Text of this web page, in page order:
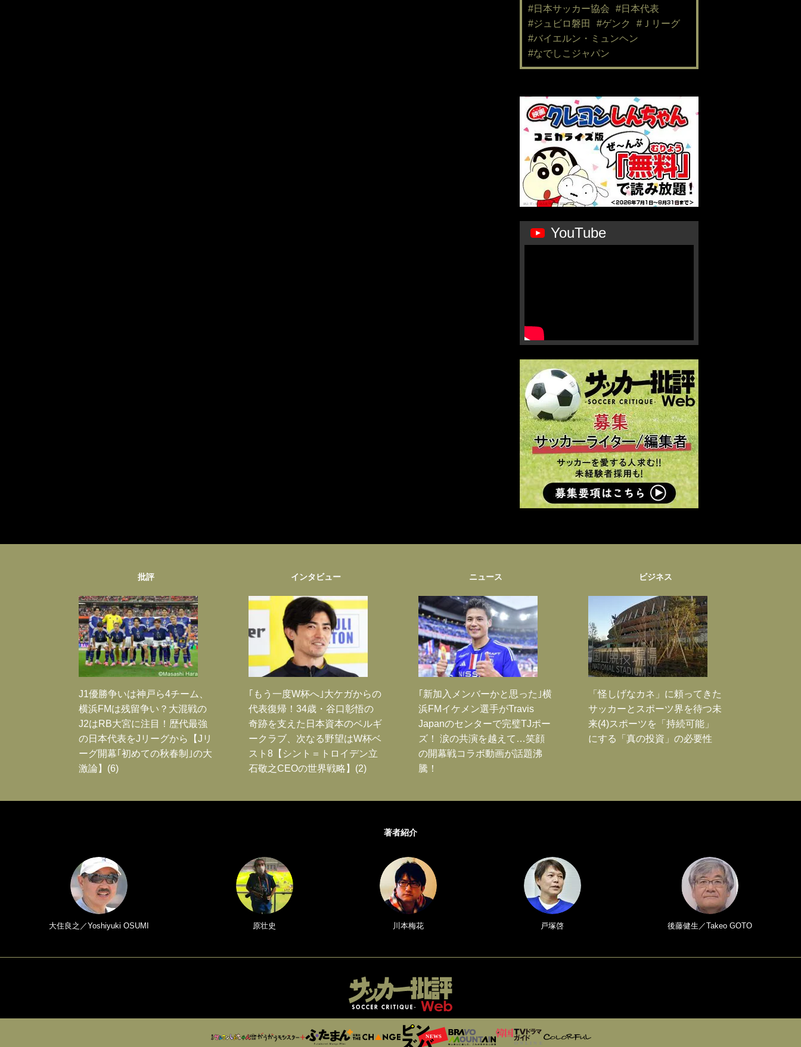
#日本サッカー協会
#日本代表
#ジュビロ磐田
#ゲンク
#Ｊリーグ
#バイエルン・ミュンヘン
#なでしこジャパン
YouTube
批評
J1優勝争いは神戸ら4チーム、
横浜FMは残留争い？大混戦の
J2はRB大宮に注目！歴代最強
の日本代表をJリーグから【Jリ
ーグ開幕｢初めての秋春制｣の大
激論】(6)
インタビュー
｢もう一度W杯へ｣大ケガからの
代表復帰！34歳・谷口彰悟の
奇跡を支えた日本資本のベルギ
ークラブ、次なる野望はW杯ベ
スト8【シント＝トロイデン立
石敬之CEOの世界戦略】(2)
ニュース
｢新加入メンバーかと思った｣横
浜FMイケメン選手がTravis
Japanのセンターで完璧TJポー
ズ！ 涙の共演を越えて…笑顔
の開幕戦コラボ動画が話題沸
騰！
ビジネス
「怪しげなカネ」に頼ってきた
サッカーとスポーツ界を待つ未
来(4)スポーツを「持続可能」
にする「真の投資」の必要性
著者紹介
大住良之／Yoshiyuki OSUMI 原壮史 川本梅花 戸塚啓 後藤健生／Takeo GOTO